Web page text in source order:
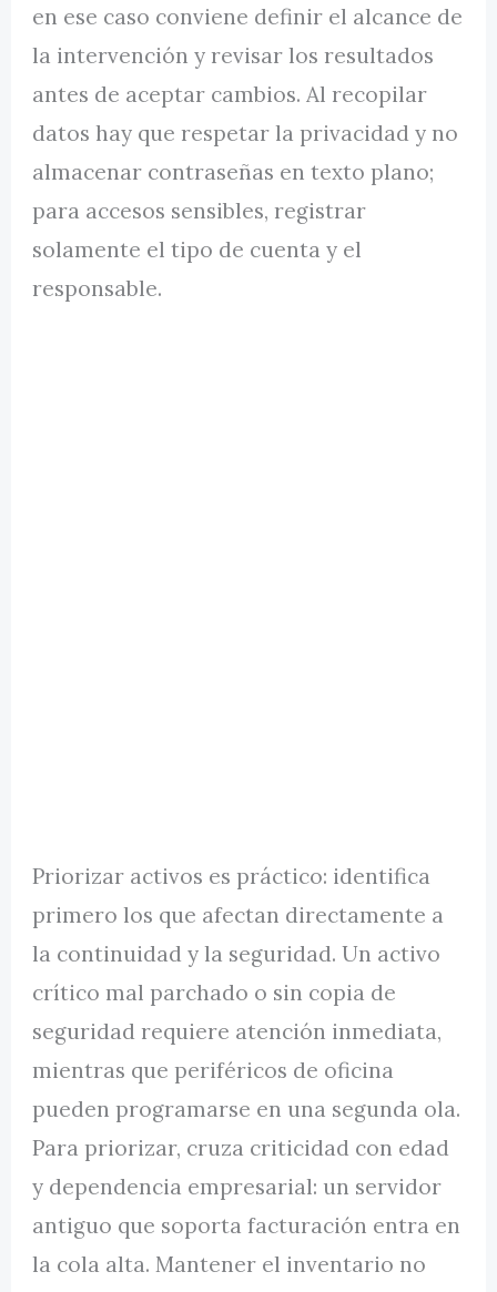
en ese caso conviene definir el alcance de
la intervención y revisar los resultados
antes de aceptar cambios. Al recopilar
datos hay que respetar la privacidad y no
almacenar contraseñas en texto plano;
para accesos sensibles, registrar
solamente el tipo de cuenta y el
responsable.
Priorizar activos es práctico: identifica
primero los que afectan directamente a
la continuidad y la seguridad. Un activo
crítico mal parchado o sin copia de
seguridad requiere atención inmediata,
mientras que periféricos de oficina
pueden programarse en una segunda ola.
Para priorizar, cruza criticidad con edad
y dependencia empresarial: un servidor
antiguo que soporta facturación entra en
la cola alta. Mantener el inventario no